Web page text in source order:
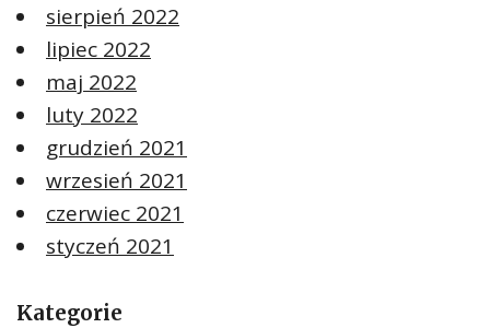
sierpień 2022
lipiec 2022
maj 2022
luty 2022
grudzień 2021
wrzesień 2021
czerwiec 2021
styczeń 2021
Kategorie